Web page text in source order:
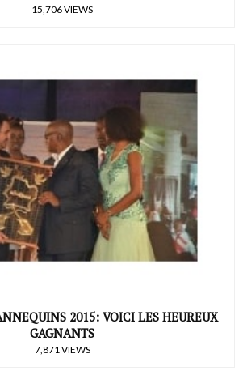
15,706 VIEWS
2015: VOICI LES HEUREUX
GAGNANTS
7,871 VIEWS